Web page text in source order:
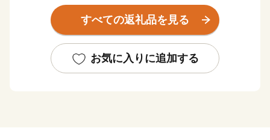
田園風景と、名古屋港を中心とした貿易の拠点としての
機能が共存している村です。
の栽培が盛んに行われています。また、一部では金魚の
養殖も行われています。
すべての返礼品を見る
お気に入りに追加する